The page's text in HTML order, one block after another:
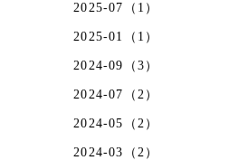
2025-07（1）
2025-01（1）
2024-09（3）
2024-07（2）
2024-05（2）
2024-03（2）